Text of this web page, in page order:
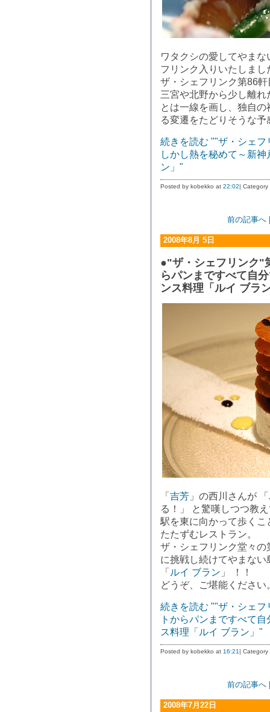
ワタクシの愛してやま
フリンク入りいたしま
ザ・シェフリンク第86軒
三宮や北野から少し離
とは一線を画し、独自
る変遷をたどりそうな予
続きを読む ""ザ・シェ
しかし熱を秘めて～新
ン」"
Posted by kobekko at 22:02|
前の記事へ
2008年8月 5日
●"ザ・シェフリンク"
らパンまですべて自
ンス料理「ルイ ブラ
「 吉芳 」の西川さんが
る！」 と驚嘆しつつ教
駅を東に向かって歩く
たたずむレストラン。
ザ・シェフリンク堂々
に挑戦し続けてやまな
「 ルイ ブラン 」 ！！
どうぞ、ご堪能ください
続きを読む ""ザ・シェ
トからパンまですべて
ス料理「ルイ ブラン」"
Posted by kobekko at 16:21 |
前の記事へ
2008年7月22日